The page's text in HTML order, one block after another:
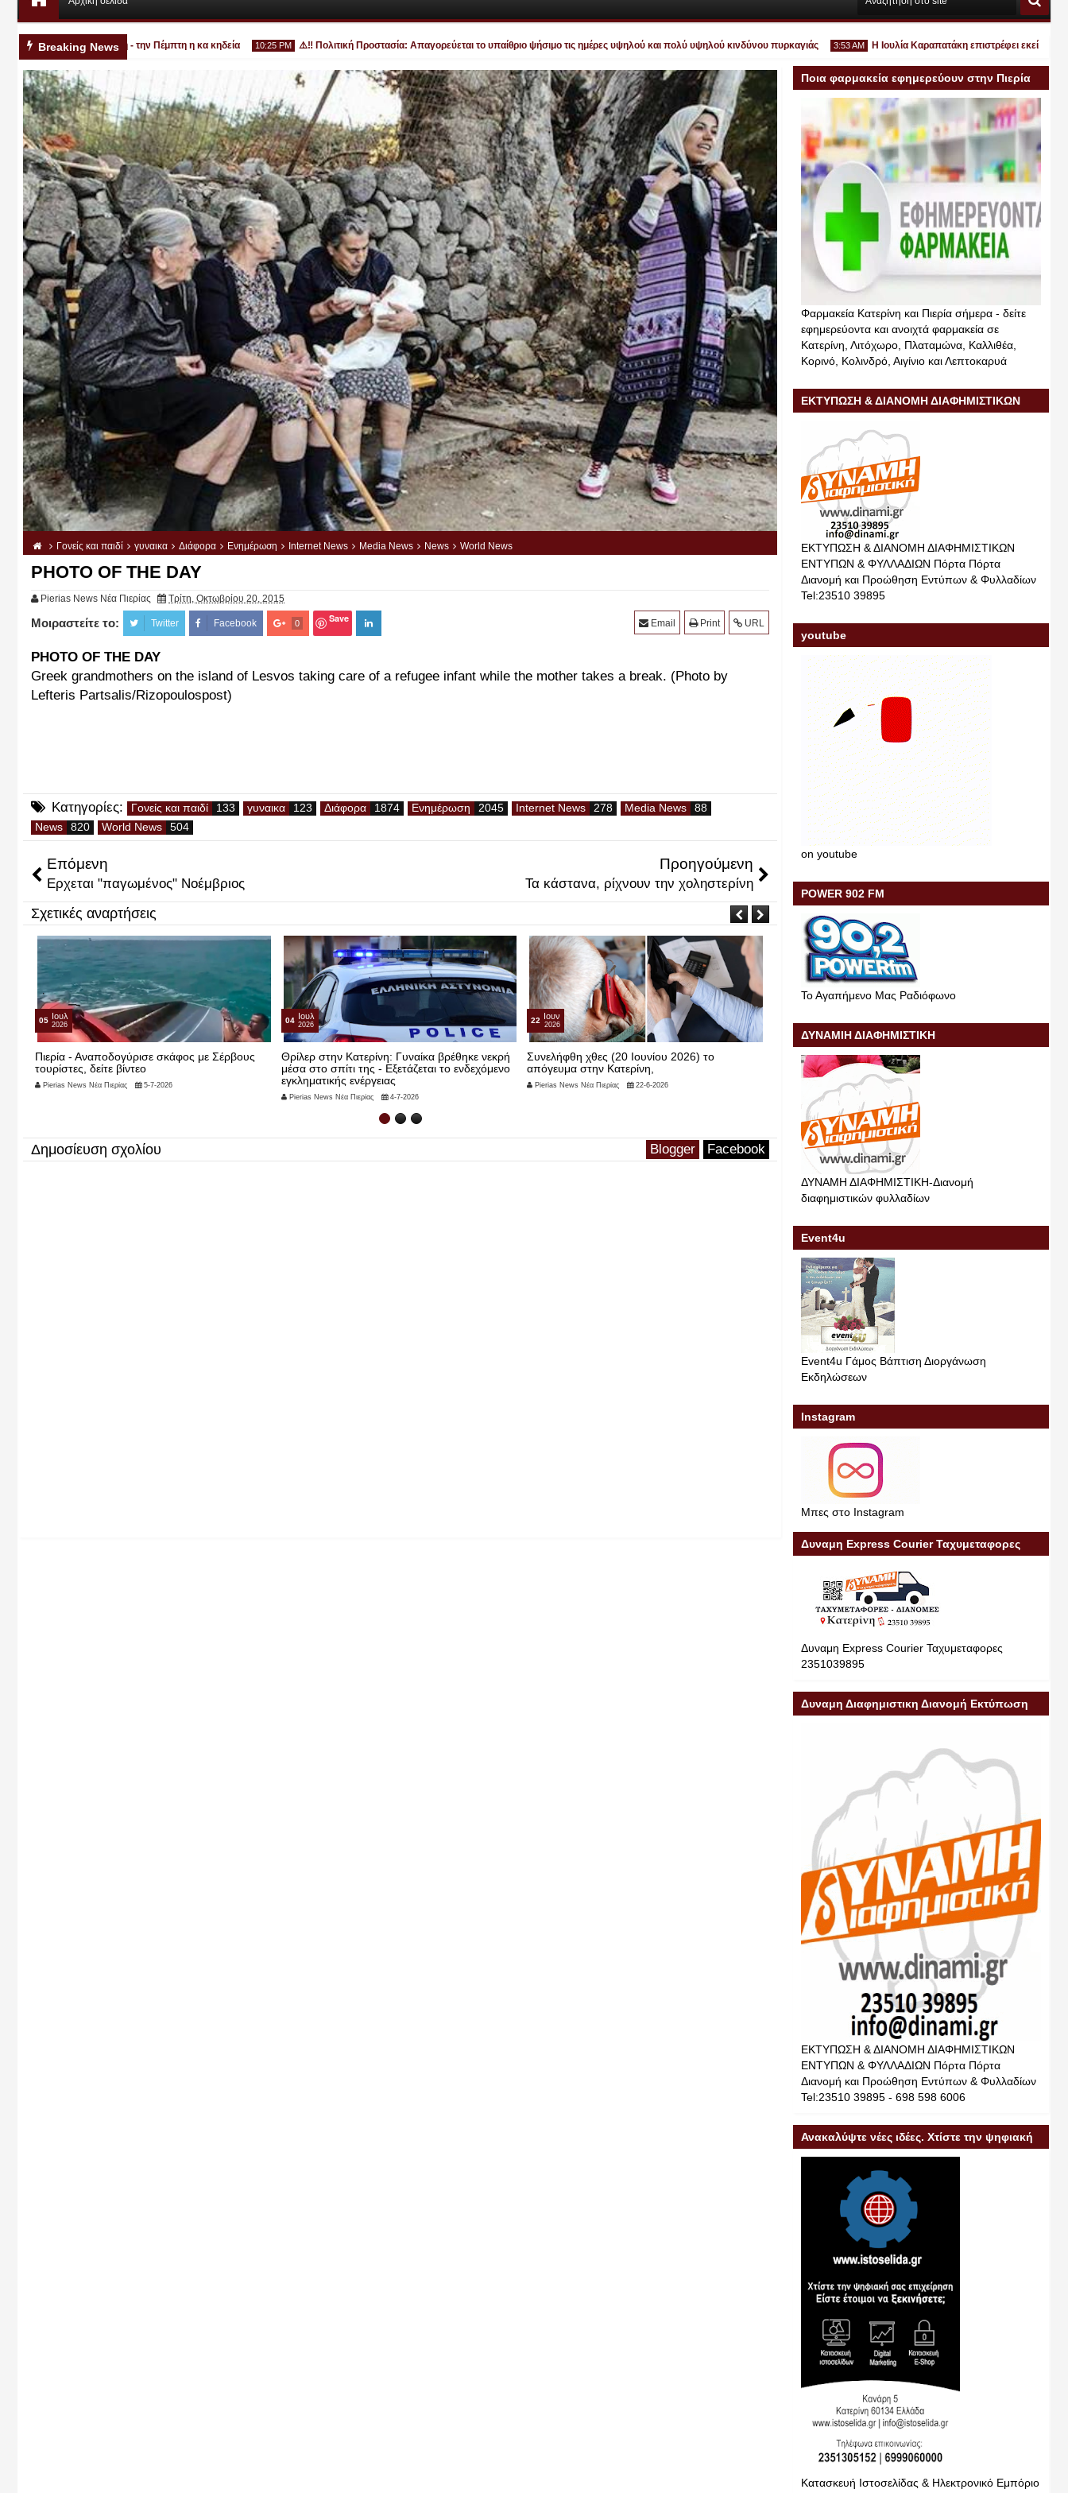
Breaking News
στην Κατερίνη - την Πέμπτη η κα κηδεία 10:25 PM
03 Αυγ
2026
⚠️‼️ Πολιτική Προστασία: Απαγορεύεται το υπαίθριο ψήσιμο τις ημέρες υψηλού και πολύ υψηλού κινδύνου πυρκαγιάς 3:53 AM
30 2026
Η Ιουλία Καραπατάκη επιστρέφει εκεί όπου
Γονείς και παιδί γυναικα Διάφορα Ενημέρωση Internet News Media News News World News
PHOTO OF THE DAY
Pierias News Νέα Πιερίας Τρίτη, Οκτωβρίου 20, 2015
Μοιραστείτε το: Twitter Facebook 0 Save URL
Print
Email
PHOTO OF THE DAY
Greek grandmothers on the island of Lesvos taking care of a refugee infant while the mother takes a break. (Photo by
Lefteris Partsalis/Rizopoulospost)
Κατηγορίες: Γονείς και παιδί γυναικα Διάφορα Ενημέρωση Internet News
Media News
News
World News
Επόμενη
Ερχεται "παγωμένος" Νοέμβριος
Προηγούμενη
Τα κάστανα, ρίχνουν την χοληστερίνη
Σχετικές αναρτήσεις
05 Ιουλ
2026
Πιερία - Αναποδογύρισε σκάφος με Σέρβους
τουρίστες, δείτε βίντεο
Pierias News Νέα Πιερίας 5-7-2026
04 Ιουλ
2026
Θρίλερ στην Κατερίνη: Γυναίκα βρέθηκε νεκρή
μέσα στο σπίτι της - Εξετάζεται το ενδεχόμενο
εγκληματικής ενέργειας
Pierias News Νέα Πιερίας 4-7-2026
22 Ιουν
2026
Συνελήφθη χθες (20 Ιουνίου 2026) το
απόγευμα στην Κατερίνη,
Pierias News Νέα Πιερίας 22-6-2026
2026
Μακάρι να βρεθεί.
Pierias News Νέα Πιερίας 22-5-2026
2026
Δημοσίευση σχολίου Blogger Facebook
Ποια φαρμακεία εφημερεύουν στην Πιερία
σήμερα
Φαρμακεία Κατερίνη και Πιερία σήμερα - δείτε
εφημερεύοντα και ανοιχτά φαρμακεία σε
Κατερίνη, Λιτόχωρο, Πλαταμώνα, Καλλιθέα,
Κορινό, Κολινδρό, Αιγίνιο και Λεπτοκαρυά
ΕΚΤΥΠΩΣΗ & ΔΙΑΝΟΜΗ ΔΙΑΦΗΜΙΣΤΙΚΩΝ
ΕΚΤΥΠΩΣΗ & ΔΙΑΝΟΜΗ ΔΙΑΦΗΜΙΣΤΙΚΩΝ
ΕΝΤΥΠΩΝ & ΦΥΛΛΑΔΙΩΝ Πόρτα Πόρτα
Διανομή και Προώθηση Εντύπων & Φυλλαδίων
Tel:23510 39895
youtube
on youtube
POWER 902 FM
Το Αγαπήμενο Μας Ραδιόφωνο
ΔΥΝΑΜΙΗ ΔΙΑΦΗΜΙΣΤΙΚΗ
ΔΥΝΑΜΗ ΔΙΑΦΗΜΙΣΤΙΚΗ-Διανομή
διαφημιστικών φυλλαδίων
Event4u
Event4u Γάμος Βάπτιση Διοργάνωση
Εκδηλώσεων
Instagram
Μπες στο Instagram
Δυναμη Express Courier Ταχυμεταφορες
Δυναμη Express Courier Ταχυμεταφορες
2351039895
Δυναμη Διαφημιστικη Διανομή Εκτύπωση
ΕΚΤΥΠΩΣΗ & ΔΙΑΝΟΜΗ ΔΙΑΦΗΜΙΣΤΙΚΩΝ
ΕΝΤΥΠΩΝ & ΦΥΛΛΑΔΙΩΝ Πόρτα Πόρτα
Διανομή και Προώθηση Εντύπων & Φυλλαδίων
Tel:23510 39895 - 698 598 6006
Ανακαλύψτε νέες ιδέες. Χτίστε την ψηφιακή
σας επιχείρηση
Κατασκευή Ιστοσελίδας & Ηλεκτρονικό Εμπόριο